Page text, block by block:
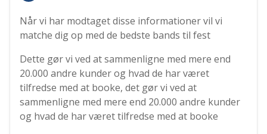
Når vi har modtaget disse informationer vil vi
matche dig op med de bedste bands til fest
Dette gør vi ved at sammenligne med mere end
20.000 andre kunder og hvad de har været
tilfredse med at booke, det gør vi ved at
sammenligne med mere end 20.000 andre kunder
og hvad de har været tilfredse med at booke